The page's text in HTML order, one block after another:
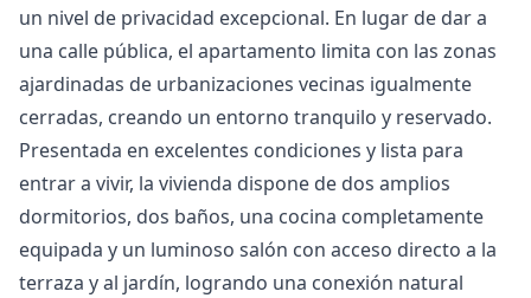
un nivel de privacidad excepcional. En lugar de dar a
una calle pública, el apartamento limita con las zonas
ajardinadas de urbanizaciones vecinas igualmente
cerradas, creando un entorno tranquilo y reservado.
Presentada en excelentes condiciones y lista para
entrar a vivir, la vivienda dispone de dos amplios
dormitorios, dos baños, una cocina completamente
equipada y un luminoso salón con acceso directo a la
terraza y al jardín, logrando una conexión natural